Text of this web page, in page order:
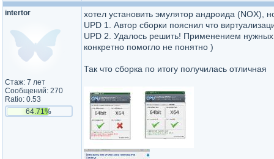
intertor
Стаж: 7 лет
Сообщений: 270
Ratio: 0.53
64.71%
хотел установить эмулятор андроида (NOX),
UPD 1. Автор сборки пояснил что
UPD 2. Удалось решить! Применением нужных
конкретно помогло не понятно )
Так что сборка по итогу получилась отличная